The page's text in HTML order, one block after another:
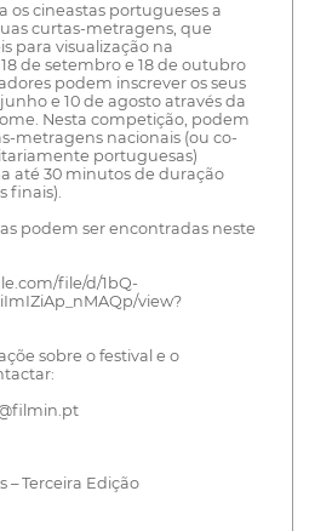
os cineastas portugueses a
curtas-metragens, que
para visualização na
de setembro e 18 de outubro
podem inscrever os seus
e 10 de agosto através da
Nesta competição, podem
metragens nacionais (ou co-
portuguesas)
até 30 minutos de duração
finais).
podem ser encontradas neste
file/d/1bQ-
view?
sobre o festival e o
– Terceira Edição